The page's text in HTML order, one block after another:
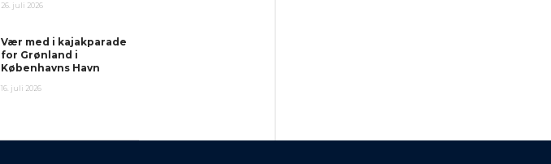
26. juli 2026
Vær med i kajakparade
for Grønland i
Københavns Havn
16. juli 2026